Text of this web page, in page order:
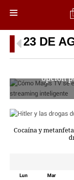
MENÚ
SECCIONES
MUNDO
PERIODISMO
ECONOMÍA
CIENCIA
TELEVISIÓN
23 DE
opción
Cocaína y
Lun Mar